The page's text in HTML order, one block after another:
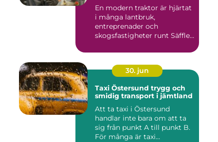
En modern traktor är hjärtat
i många lantbruk,
entreprenader och
skogsfastigheter runt Säffle.
30. jun
Taxi Östersund trygg och
smidig transport i jämtland
Att ta taxi i Östersund
handlar inte bara om att ta
sig från punkt A till punkt B.
För många är taxi...